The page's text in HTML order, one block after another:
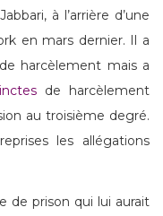
à l’arrière d’une
en mars dernier. Il a
harcèlement mais a
de harcèlement
au troisième degré.
les allégations
de prison qui lui aurait